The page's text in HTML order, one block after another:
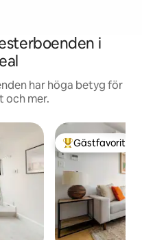
i
har höga betyg för
och mer.
Populär
Gästfavorit